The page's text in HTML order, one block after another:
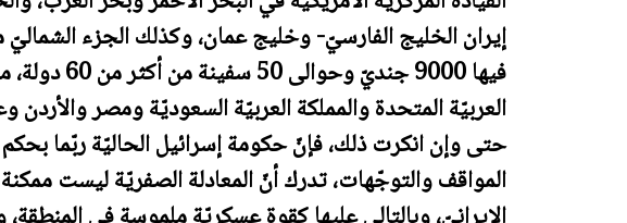
إيران الخليج الفارسيّ- وخليج عمان، وكذلك الجزء
فيها 9000 جنديّ
العربيّة المتحدة والمملكة العربيّة السعوديّة ومصر والأردن
حتى وإن انكرت ذلك، فإنّ حكومة إسرائيل الحاليّة ربّما بحكم
المواقف والتوجّهات، تدرك أنّ المعادلة الصفريّة ليست